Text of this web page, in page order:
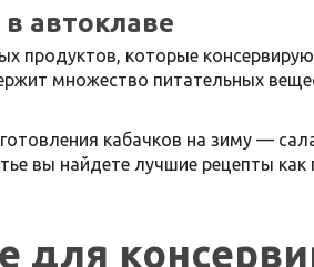
автоклаве
продуктов, которые
множество питательных
кабачков на зиму —
вы найдете лучшие рецепты как
для